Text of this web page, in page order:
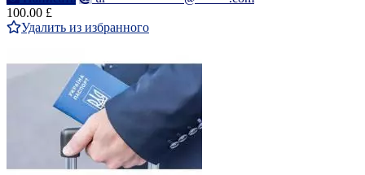
100.00 £
Удалить из избранного